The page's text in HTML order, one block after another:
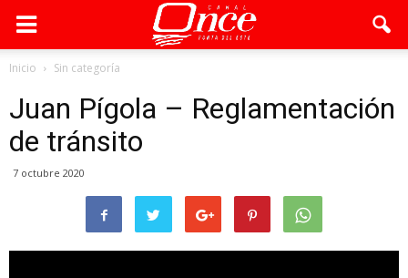
Inicio Sin categoría
Juan Pígola – Reglamentación
de tránsito
7 octubre 2020